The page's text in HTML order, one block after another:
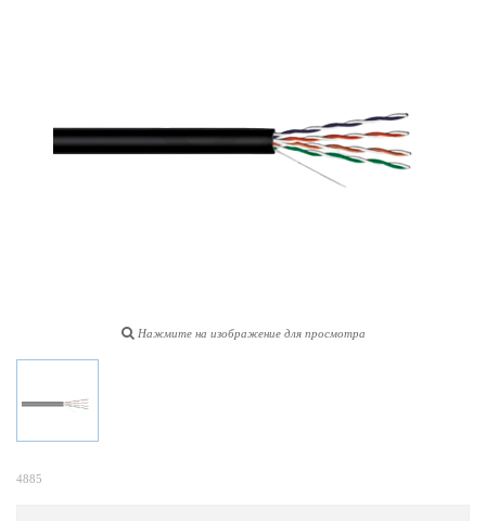
Нажмите на изображение для просмотра
4885